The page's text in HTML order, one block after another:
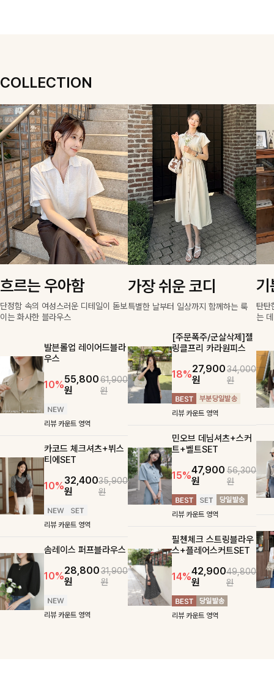
COLLECTION
흐르는 우아함
단정함 속의 여성스러운 디테일이 돋보
이는 화사한 블라우스
발븐롤업 레이어드블라
우스
10%55,800
원
61,900
원
리뷰 카운트 영역
카코드 체크셔츠+뷔스
티에SET
10%32,400
원
35,900
원
리뷰 카운트 영역
솜레이스 퍼프블라우스
10%28,800
원
31,900
원
리뷰 카운트 영역
가장 쉬운 코디
특별한 날부터 일상까지 함께하는 룩
[주문폭주/군살삭제]젤
링클프리 카라원피스
18%27,900
원
34,000
원
리뷰 카운트 영역
민오브 데님셔츠+스커
트+벨트SET
15%47,900
원
56,300
원
리뷰 카운트 영역
필첸체크 스트링블라우
스+플레어스커트SET
14%42,900
원
49,800
원
리뷰 카운트 영역
기
탄탄
는